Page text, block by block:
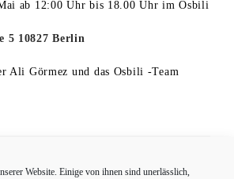
Website. Einige von ihnen sind unerlässlich,
ab 12:00 Uhr bis 18.00 Uhr im Osbili
5 10827 Berlin
Ali Görmez und das Osbili -Team